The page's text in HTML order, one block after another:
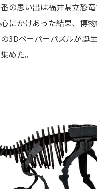
の思い出は福井県立恐
にかけあった結果、博
の3Dペーパーパズルが
めた。